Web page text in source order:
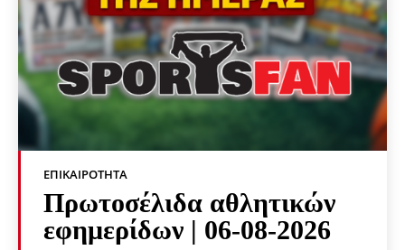
ΕΠΙΚΑΙΡΌΤΗΤΑ
Πρωτοσέλιδα αθλητικών
εφημερίδων | 06-08-2026